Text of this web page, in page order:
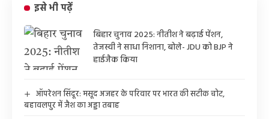
इसे भी पढ़ें
बिहार चुनाव 2025: नीतीश ने बढ़ाई पेंशन,
तेजस्वी ने साधा निशाना, बोले- JDU को BJP ने
हाईजैक किया
ऑपरेशन सिंदूर: मसूद अजहर के परिवार पर भारत की सटीक चोट,
बहावलपुर में जैश का अड्डा तबाह